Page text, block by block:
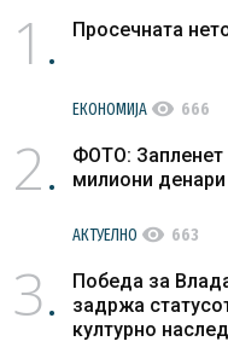
1 Просечната
ЕКОНОМИЈА visibility 666
2
ФОТО: Запленет
милиони денари
АКТУЕЛНО visibility 663
3
Победа за
задржа
културно